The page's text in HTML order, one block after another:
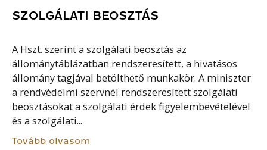
SZOLGÁLATI BEOSZTÁS
A Hszt. szerint a szolgálati beosztás az
állománytáblázatban rendszeresített, a hivatásos
állomány tagjával betölthető munkakör. A miniszter
a rendvédelmi szervnél rendszeresített szolgálati
beosztásokat a szolgálati érdek figyelembevételével
és a szolgálati...
Tovább olvasom